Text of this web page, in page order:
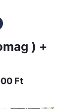
) +
Ft